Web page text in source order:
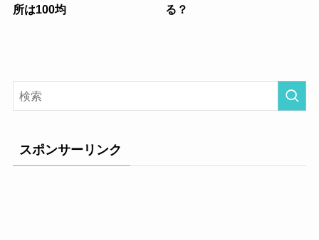
所は100均
る？
スポンサーリンク